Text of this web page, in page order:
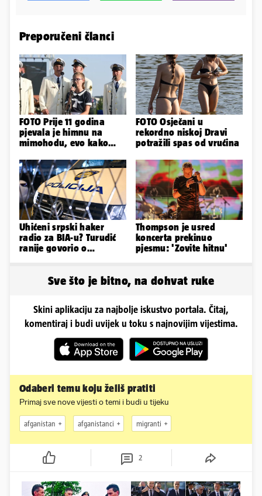
Preporučeni članci
FOTO Prije 11 godina
pjevala je himnu na
mimohodu, evo kako
Negovetić
FOTO Osječani u
rekordno niskoj Dravi
potražili spas od vrućina
Uhićeni srpski haker
radio za BIA-u? Turudić
ranije govorio o
Thompson je usred
koncerta prekinuo
pjesmu: 'Zovite hitnu'
Sve što je bitno, na dohvat ruke
Skini aplikaciju za najbolje iskustvo portala. Čitaj,
komentiraj i budi uvijek u toku s najnovijim vijestima.
Odaberi temu koju želiš pratiti
Primaj sve nove vijesti o temi i budi u tijeku
afganistan afganistanci migranti
2